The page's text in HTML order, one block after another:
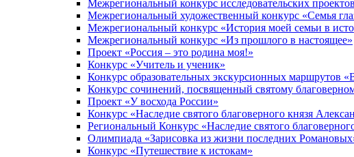
Межрегиональный конкурс исследовательских
Межрегиональный художественный конкурс «Семья
Межрегиональный конкурс «История моей семьи в
Межрегиональный конкурс «Из прошлого в настоящее»
Проект «Россия – это родина моя!»
Конкурс «Учитель и ученик»
Конкурс образовательных экскурсионных маршрутов
Конкурс сочинений, посвященный святому
Проект «У восхода России»
Конкурс «Наследие святого благоверного князя
Региональный Конкурс «Наследие святого
Олимпиада «Зарисовка из жизни последних
Конкурс «Путешествие к истокам»